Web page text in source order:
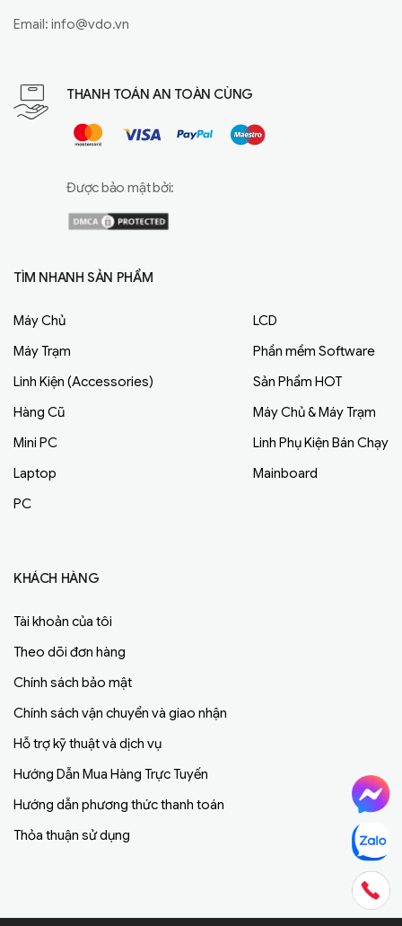
Email: info@vdo.vn
THANH TOÁN AN TOÀN CÙNG
Được bảo mật bởi:
TÌM NHANH SẢN PHẨM
Máy Chủ
Máy Trạm
Linh Kiện (Accessories)
Hàng Cũ
Mini PC
Laptop
PC
LCD
Phần mềm Software
Sản Phẩm HOT
Máy Chủ & Máy Trạm
Linh Phụ Kiện Bán Chạy
Mainboard
KHÁCH HÀNG
Tài khoản của tôi
Theo dõi đơn hàng
Chính sách bảo mật
Chính sách vận chuyển và giao nhận
Hỗ trợ kỹ thuật và dịch vụ
Hướng Dẫn Mua Hàng Trực Tuyến
Hướng dẫn phương thức thanh toán
Thỏa thuận sử dụng